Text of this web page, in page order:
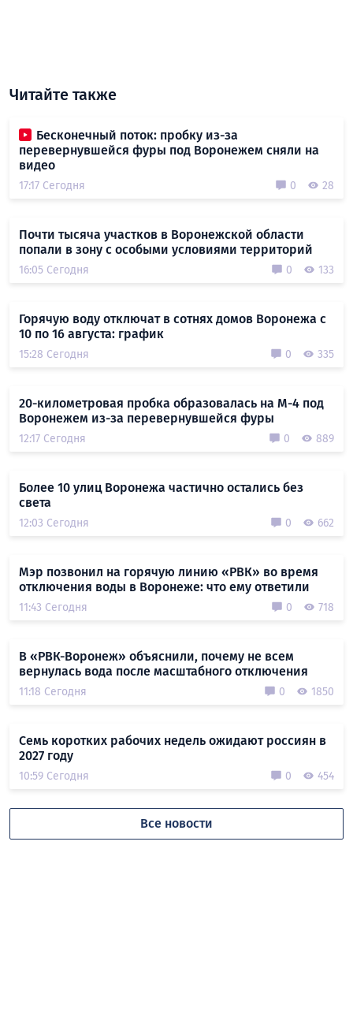
Читайте также
Бесконечный поток: пробку из-за
перевернувшейся фуры под Воронежем сняли на
видео
17:17 Сегодня 0 28
Почти тысяча участков в Воронежской области
попали в зону с особыми условиями территорий
16:05 Сегодня 0 133
Горячую воду отключат в сотнях домов Воронежа с
10 по 16 августа: график
15:28 Сегодня 0 335
20-километровая пробка образовалась на М-4 под
Воронежем из-за перевернувшейся фуры
12:17 Сегодня 0 889
Более 10 улиц Воронежа частично остались без
света
12:03 Сегодня 0 662
Мэр позвонил на горячую линию «РВК» во время
отключения воды в Воронеже: что ему ответили
11:43 Сегодня 0 718
В «РВК-Воронеж» объяснили, почему не всем
вернулась вода после масштабного отключения
11:18 Сегодня 0 1850
Семь коротких рабочих недель ожидают россиян в
2027 году
10:59 Сегодня 0 454
Все новости